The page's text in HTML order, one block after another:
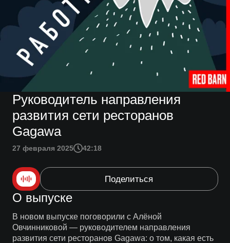
Руководитель направления
развития сети ресторанов
Gagawa
27 февраля 2025 42:18
Поделиться
О выпуске
В новом выпуске поговорили с Алёной
Овчинниковой — руководителем направления
развития сети ресторанов Gagawa: о том, какая есть